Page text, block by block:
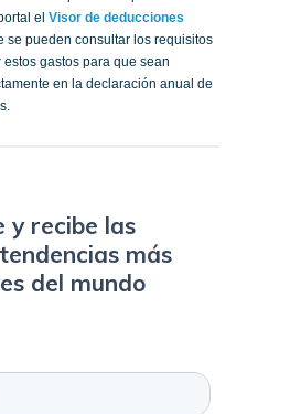
el Visor de deducciones
se pueden consultar los requisitos
gastos para que sean
en la declaración anual de